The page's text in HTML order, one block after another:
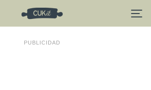
PUBLICIDAD